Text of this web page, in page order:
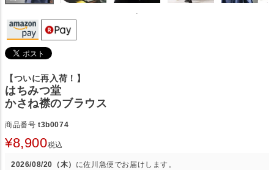
【ついに再入荷！】
はちみつ堂
かさね襟のブラウス
商品番号 t3b0074
¥8,900税込
2026/08/20（木） に佐川急便でお届けします。